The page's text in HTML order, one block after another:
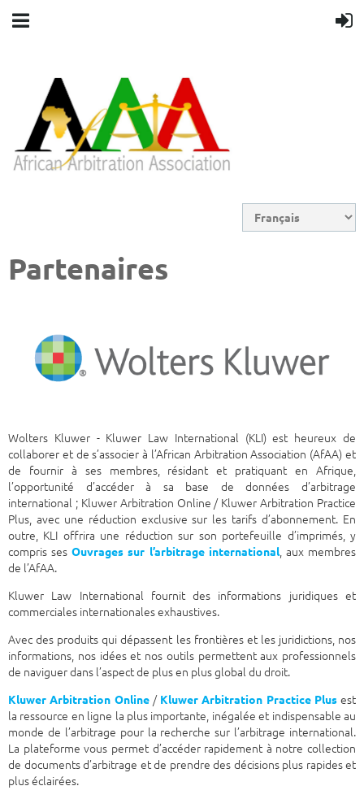
Partenaires
Wolters Kluwer - Kluwer Law International (KLI) est heureux de
collaborer et de s’associer à l’African Arbitration Association (AfAA) et
de fournir à ses membres, résidant et pratiquant en Afrique,
l’opportunité d’accéder à sa base de données d’arbitrage
international ; Kluwer Arbitration Online / Kluwer Arbitration Practice
Plus, avec une réduction exclusive sur les tarifs d’abonnement. En
outre, KLI offrira une réduction sur son portefeuille d’imprimés, y
compris sesOuvrages sur l’arbitrage international, aux membres
de l’AfAA.
Kluwer Law International fournit des informations juridiques et
commerciales internationales exhaustives.
Avec des produits qui dépassent les frontières et les juridictions, nos
informations, nos idées et nos outils permettent aux professionnels
de naviguer dans l’aspect de plus en plus global du droit.
Kluwer Arbitration Online/ Kluwer Arbitration Practice Plusest
la ressource en ligne la plus importante, inégalée et indispensable au
monde de l’arbitrage pour la recherche sur l’arbitrage international.
La plateforme vous permet d’accéder rapidement à notre collection
de documents d’arbitrage et de prendre des décisions plus rapides et
plus éclairées.